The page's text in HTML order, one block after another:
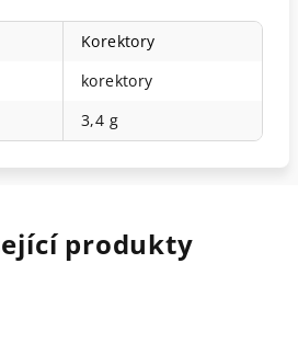
Korektory
korektory
3,4 g
produkty